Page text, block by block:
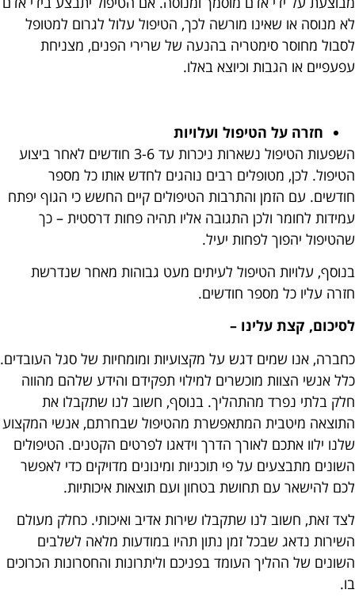
לא מנוסה או שאינו מורשה לכך, הטיפול עלול לגרום למטופל
לסבול מחוסר סימטריה בהנעה של שרירי הפנים, מצניחת
עפעפיים או הגבות וכיוצא באלו.
חזרה על הטיפול ועלויות
השפעות הטיפול נשארות ניכרות עד 3-6 חודשים לאחר ביצוע
הטיפול. לכן, מטופלים רבים נוהגים לחדש אותו כל מספר
חודשים. עם הזמן והתרבות הטיפולים קיים החשש כי הגוף יפתח
עמידות לחומר ולכן התגובה אליו תהיה פחות דרסטית – כך
שהטיפול יהפוך לפחות יעיל.
בנוסף, עלויות הטיפול לעיתים מעט גבוהות מאחר שנדרשת
חזרה עליו כל מספר חודשים.
לסיכום, קצת עלינו –
כחברה, אנו שמים דגש על מקצועיות ומומחיות של סגל העובדים.
כלל אנשי הצוות מוכשרים למילוי תפקידם והידע שלהם מהווה
חלק בלתי נפרד מהתהליך. בנוסף, חשוב לנו שתקבלו את
התוצאה מיטבית המתאפשרת מהטיפול שבחרתם, אנשי המקצוע
שלנו ילוו אתכם לאורך הדרך וידאגו לפרטים הקטנים. הטיפולים
השונים מתבצעים על פי תוכניות ומינונים מדויקים כדי לאפשר
לכם להישאר עם תחושת בטחון ועם תוצאות איכותיות.
לצד זאת, חשוב לנו שתקבלו שירות אדיב ואיכותי. כחלק מעולם
השירות נדאג שבכל זמן נתון תהיו במודעות מלאה לשלבים
השונים של ההליך העומד בפניכם וליתרונות והחסרונות הכרוכים
בו.